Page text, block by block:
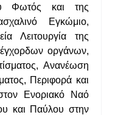
Φωτός και της
Εγκώμιο,
Λειτουργία της
οργάνων,
Ανανέωση
Περιφορά και
Ενοριακό Ναό
και Παύλου στην